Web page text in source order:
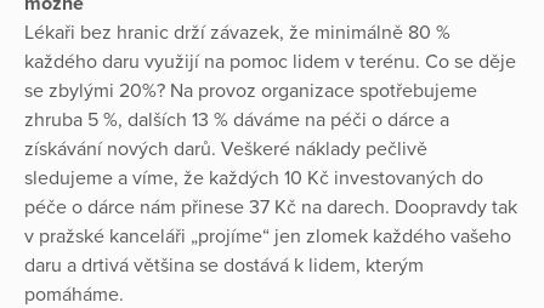
Lékaři bez hranic drží závazek, že minimálně 80 %
každého daru využijí na pomoc lidem v terénu. Co se děje
se zbylými 20%? Na provoz organizace spotřebujeme
zhruba 5 %, dalších 13 % dáváme na péči o dárce a
získávání nových darů. Veškeré náklady pečlivě
sledujeme a víme, že každých 10 Kč investovaných do
péče o dárce nám přinese 37 Kč na darech. Doopravdy tak
v pražské kanceláři „projíme“ jen zlomek každého vašeho
daru a drtivá většina se dostává k lidem, kterým
pomáháme.